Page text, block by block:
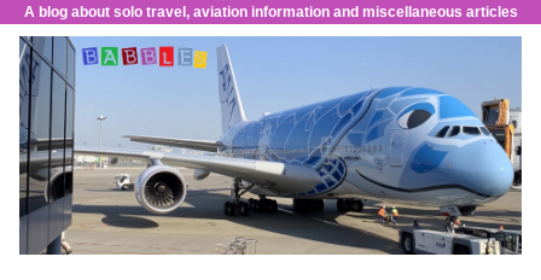
A blog about solo travel, aviation information and miscellaneous articles